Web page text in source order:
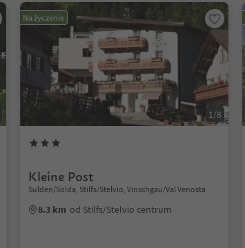
Na życzenie
1/8
Kleine Post
Sulden/Solda, Stilfs/Stelvio, Vinschgau/Val Venosta
8.3 km od Stilfs/Stelvio centrum